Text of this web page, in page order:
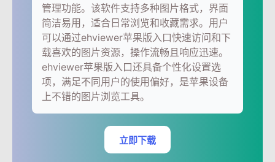
管理功能。该软件支持多种图片格式，界面
简洁易用，适合日常浏览和收藏需求。用户
可以通过ehviewer苹果版入口快速访问和下
载喜欢的图片资源，操作流畅且响应迅速。
ehviewer苹果版入口还具备个性化设置选
项，满足不同用户的使用偏好，是苹果设备
上不错的图片浏览工具。
立即下载